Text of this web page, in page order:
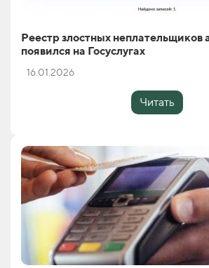
Реестр злостных неплательщиков
появился на Госуслугах
16.01.2026
Читать